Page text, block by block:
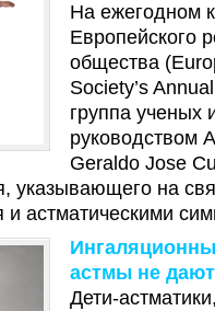
На ежегодном
Европейского
общества
Society’s
группа ученых
руководством
Geraldo Jose
указывающего на
астматическими
астмы не
Дети-